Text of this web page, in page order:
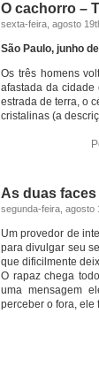
O cachorro –
sexta-feira, agosto
São Paulo, junho
Os três homens
afastada da
estrada de terra, o
cristalinas (a
As duas
segunda-feira, agosto
Um provedor de
para divulgar seu
que dificilmente
O rapaz chega
uma mensagem
perceber o fora,